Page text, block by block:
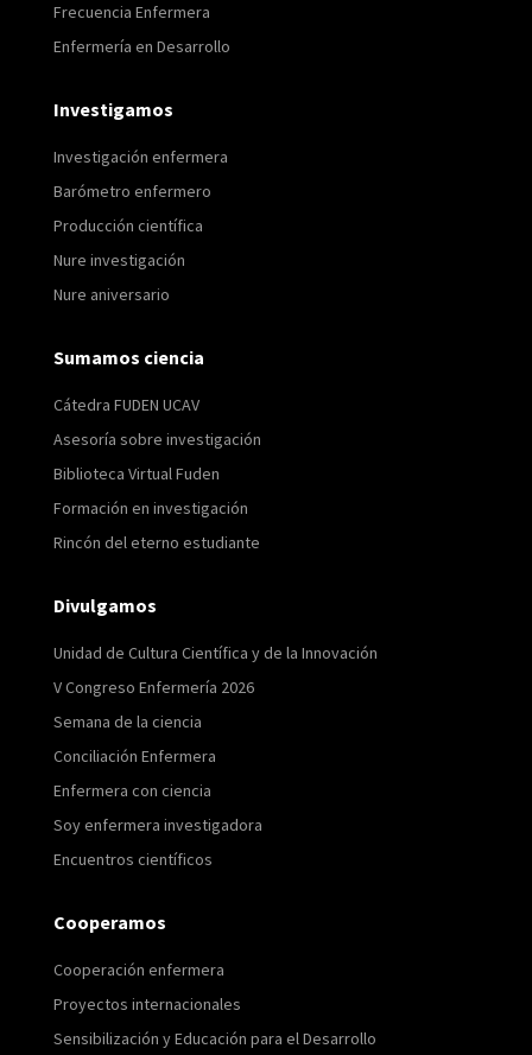
Frecuencia Enfermera
Enfermería en Desarrollo
Investigamos
Investigación enfermera
Barómetro enfermero
Producción científica
Nure investigación
Nure aniversario
Sumamos ciencia
Cátedra FUDEN UCAV
Asesoría sobre investigación
Biblioteca Virtual Fuden
Formación en investigación
Rincón del eterno estudiante
Divulgamos
Unidad de Cultura Científica y de la Innovación
V Congreso Enfermería 2026
Semana de la ciencia
Conciliación Enfermera
Enfermera con ciencia
Soy enfermera investigadora
Encuentros científicos
Cooperamos
Cooperación enfermera
Proyectos internacionales
Sensibilización y Educación para el Desarrollo